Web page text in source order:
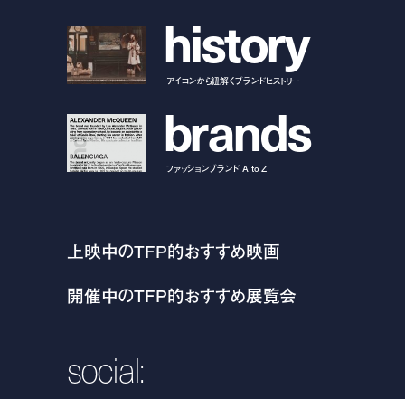
history
アイコンから紐解くブランドヒストリー
brands
ファッションブランド A to Z
上映中のTFP的おすすめ映画
開催中のTFP的おすすめ展覧会
social: